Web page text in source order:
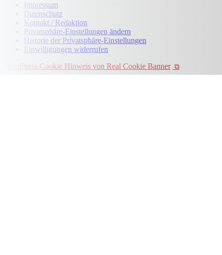
Impressum
Datenschutz
Kontakt / Redaktion
Privatsphäre-Einstellungen ändern
Historie der Privatsphäre-Einstellungen
Einwilligungen widerrufen
WordPress Cookie Hinweis von Real Cookie Banner